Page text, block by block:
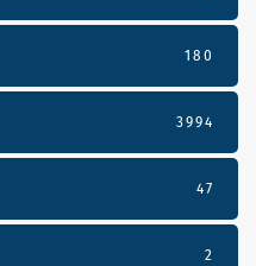
180
3994
47
2